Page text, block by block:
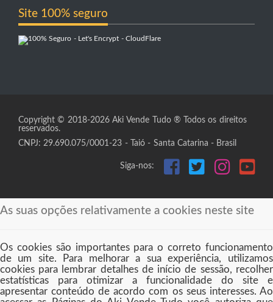
Site 100% seguro
Copyright © 2018-2026 Aki Vende Tudo ® Todos os direitos
reservados.
CNPJ: 29.690.075/0001-23 - Taió - Santa Catarina - Brasil
Siga-nos:
As suas opções relativamente a cookies neste site
Os cookies são importantes para o correto funcionamento
de um site. Para melhorar a sua experiência, utilizamos
cookies para lembrar detalhes de início de sessão, recolher
estatísticas para otimizar a funcionalidade do site e
apresentar conteúdo de acordo com os seus interesses. Ao